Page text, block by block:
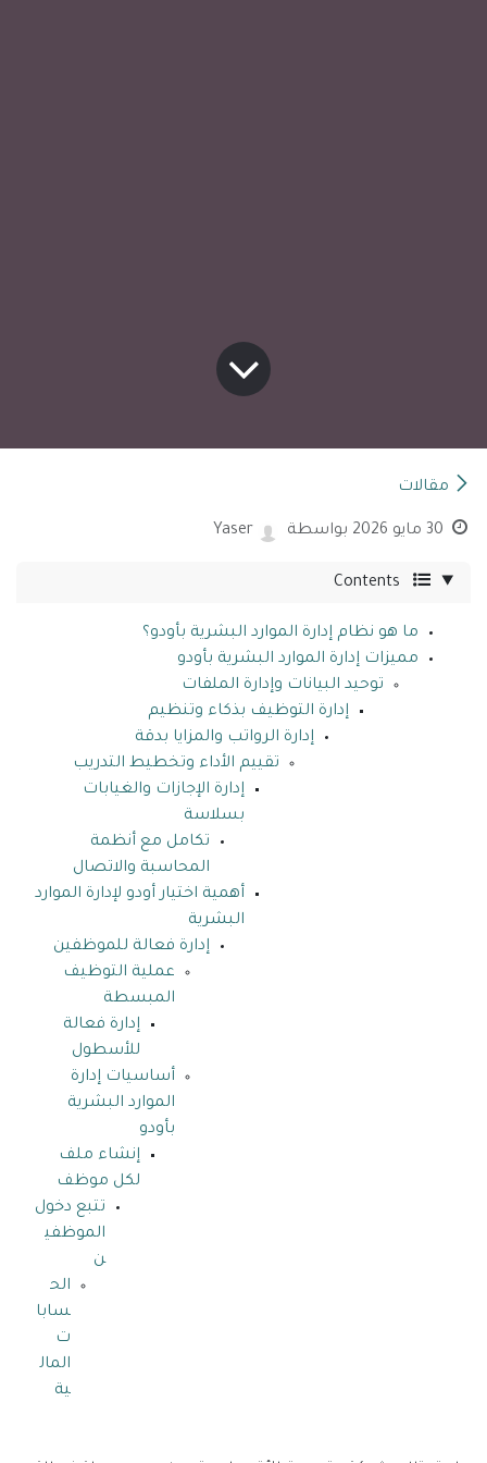
مقالات
30 مايو 2026 بواسطة Yaser
Contents
ما هو نظام إدارة الموارد البشرية بأودو؟
مميزات إدارة الموارد البشرية بأودو
توحيد البيانات وإدارة الملفات
إدارة التوظيف بذكاء وتنظيم
إدارة الرواتب والمزايا بدقة
تقييم الأداء وتخطيط التدريب
إدارة الإجازات والغيابات
بسلاسة
تكامل مع أنظمة
المحاسبة والاتصال
أهمية اختيار أودو لإدارة الموارد
البشرية
إدارة فعالة للموظفين
عملية التوظيف
المبسطة
إدارة فعالة
للأسطول
أساسيات إدارة
الموارد البشرية
بأودو
إنشاء ملف
لكل موظف
تتبع دخول
الموظفي
ن
الح
سابا
ت
المال
ية